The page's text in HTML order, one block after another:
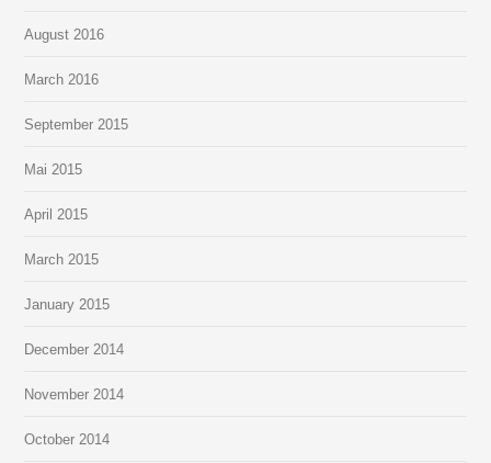
August 2016
March 2016
September 2015
Mai2015
April 2015
March 2015
January 2015
December 2014
November 2014
October 2014